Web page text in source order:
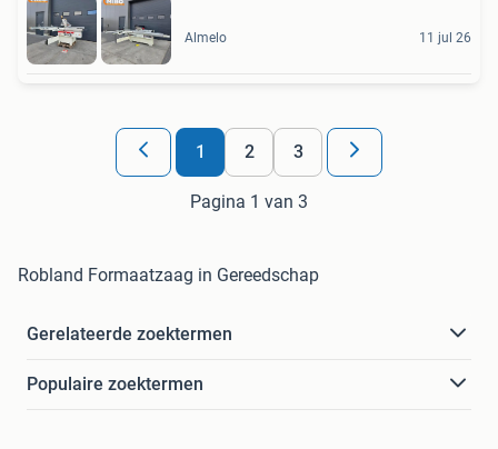
Almelo 11 jul 26
1 2 3
Pagina 1 van 3
Robland Formaatzaag in Gereedschap
Gerelateerde zoektermen
Populaire zoektermen